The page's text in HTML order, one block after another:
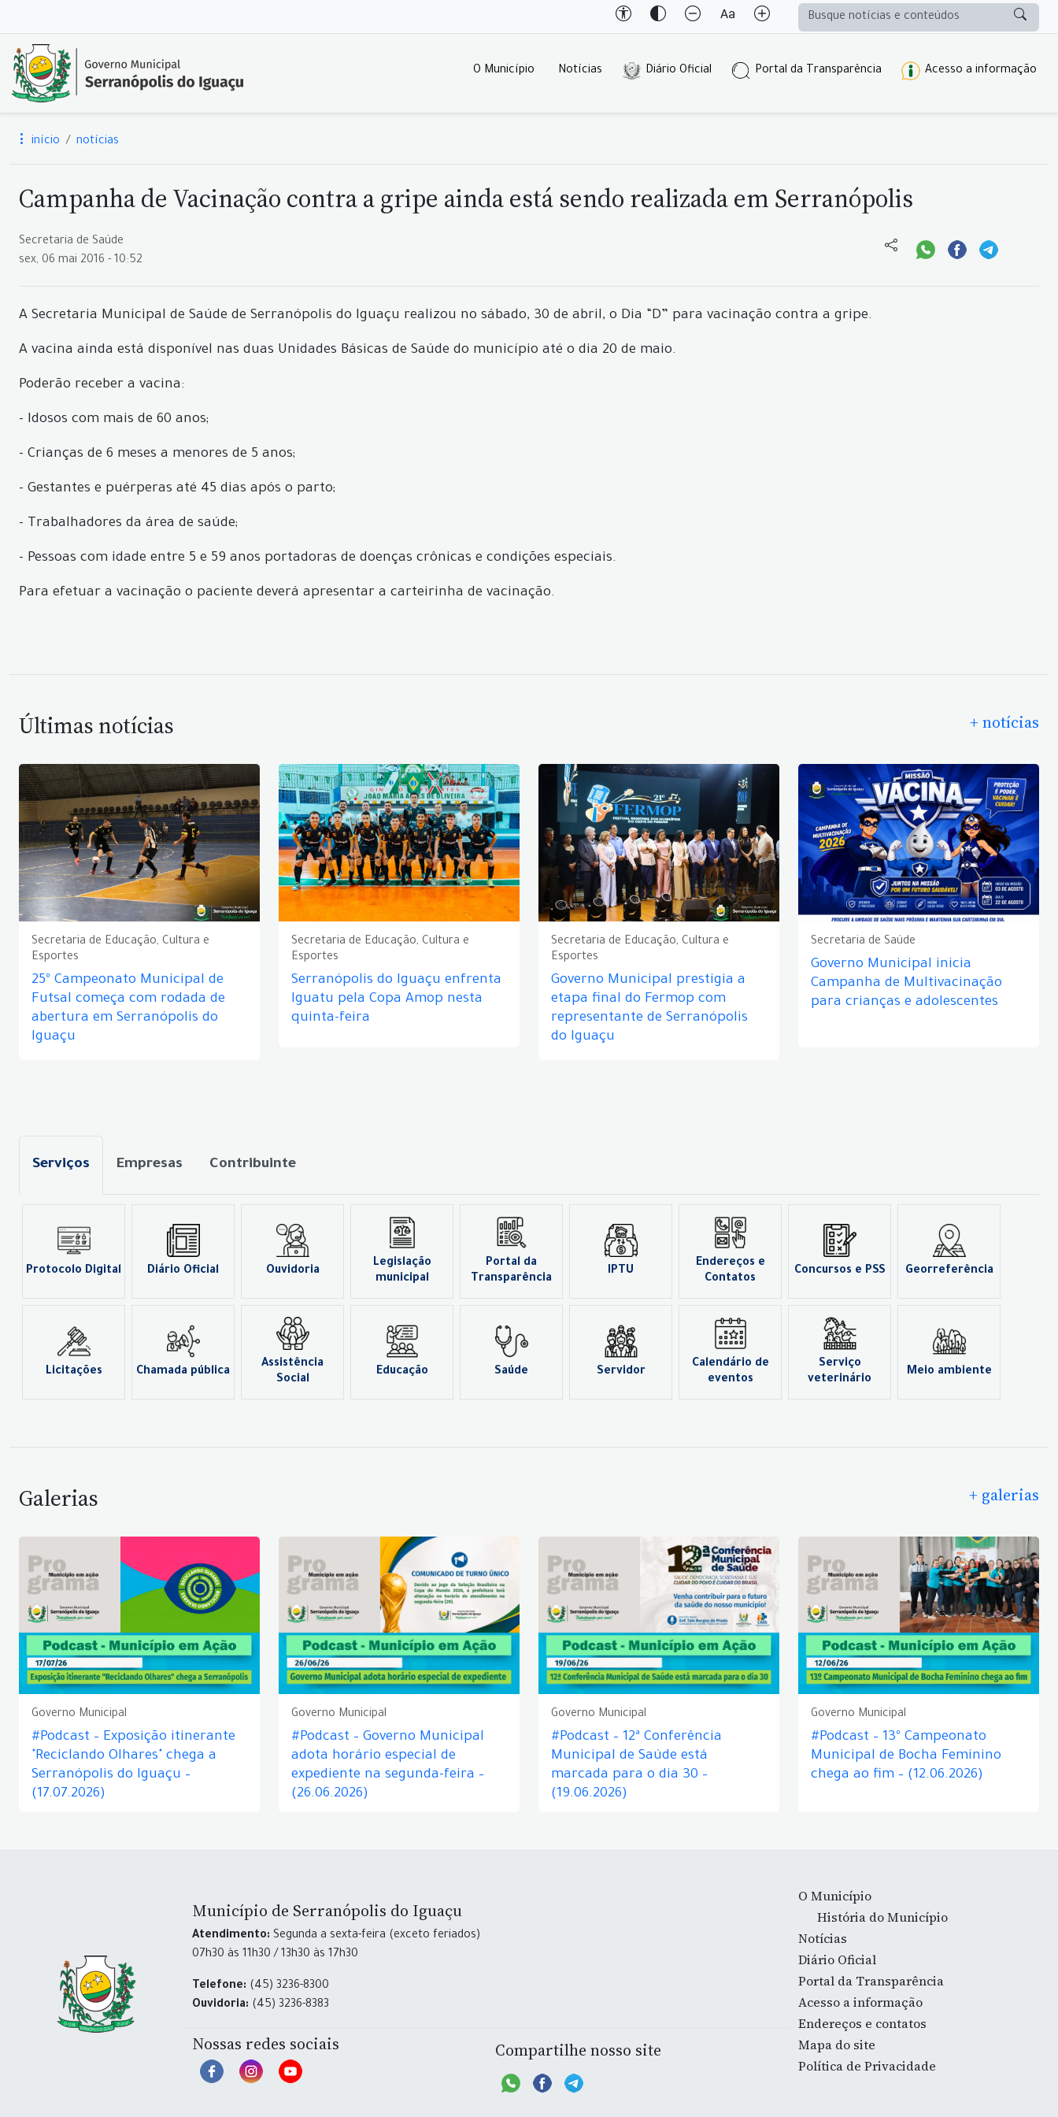
O Município Notícias Diário Oficial Portal da Transparência Acesso a informação
início notícias
Campanha de Vacinação contra a gripe ainda está sendo realizada em Serranópolis
Secretaria de Saúde
sex, 06 mai 2016 - 10:52
A Secretaria Municipal de Saúde de Serranópolis do Iguaçu realizou no sábado, 30 de abril, o Dia “D” para vacinação contra a gripe.
A vacina ainda está disponível nas duas Unidades Básicas de Saúde do município até o dia 20 de maio.
Poderão receber a vacina:
- Idosos com mais de 60 anos;
- Crianças de 6 meses a menores de 5 anos;
- Gestantes e puérperas até 45 dias após o parto;
- Trabalhadores da área de saúde;
- Pessoas com idade entre 5 e 59 anos portadoras de doenças crônicas e condições especiais.
Para efetuar a vacinação o paciente deverá apresentar a carteirinha de vacinação.
Últimas notícias + notícias
Secretaria de Educação, Cultura e
Esportes
25º Campeonato Municipal de
Futsal começa com rodada de
abertura em Serranópolis do
Iguaçu
Secretaria de Educação, Cultura e
Esportes
Serranópolis do Iguaçu enfrenta
Iguatu pela Copa Amop nesta
quinta-feira
Secretaria de Educação, Cultura e
Esportes
Governo Municipal prestigia a
etapa final do Fermop com
representante de Serranópolis
do Iguaçu
Secretaria de Saúde
Governo Municipal inicia
Campanha de Multivacinação
para crianças e adolescentes
Serviços Empresas Contribuinte
Protocolo Digital Diário Oficial Ouvidoria
Legislação
municipal
Portal da
Transparência
IPTU
Endereços e
Contatos
Concursos e PSS Georreferência
Licitações Chamada pública
Assistência
Social
Educação Saúde Servidor
Calendário de
eventos
Serviço
veterinário
Meio ambiente
Galerias + galerias
Governo Municipal
#Podcast – Exposição itinerante
"Reciclando Olhares" chega a
Serranópolis do Iguaçu –
(17.07.2026)
Governo Municipal
#Podcast – Governo Municipal
adota horário especial de
expediente na segunda-feira –
(26.06.2026)
Governo Municipal
#Podcast – 12ª Conferência
Municipal de Saúde está
marcada para o dia 30 –
(19.06.2026)
Governo Municipal
#Podcast – 13º Campeonato
Municipal de Bocha Feminino
chega ao fim – (12.06.2026)
Município de Serranópolis do Iguaçu
Atendimento: Segunda a sexta-feira (exceto feriados)
07h30 às 11h30 / 13h30 às 17h30
Telefone: (45) 3236-8300
Ouvidoria: (45) 3236-8383
Nossas redes sociais Compartilhe nosso site
O Município
História do Município
Notícias
Diário Oficial
Portal da Transparência
Acesso a informação
Endereços e contatos
Mapa do site
Política de Privacidade